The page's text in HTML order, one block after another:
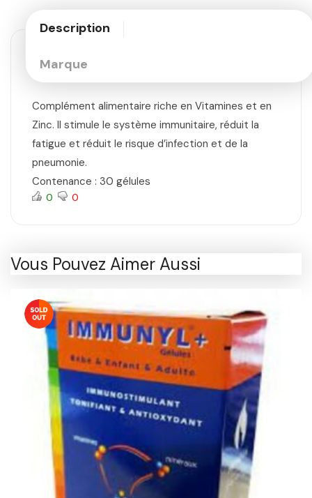
Description
Marque
Complément alimentaire riche en Vitamines et en
Zinc. Il stimule le système immunitaire, réduit la
fatigue et réduit le risque d’infection et de la
pneumonie.
Contenance : 30 gélules
0 0
Vous Pouvez Aimer Aussi